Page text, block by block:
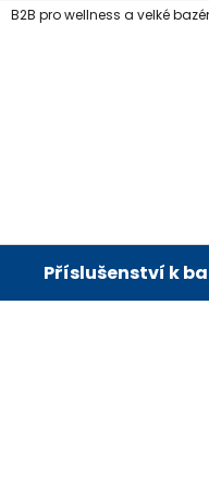
B2B pro wellness a velké
Příslušenství k